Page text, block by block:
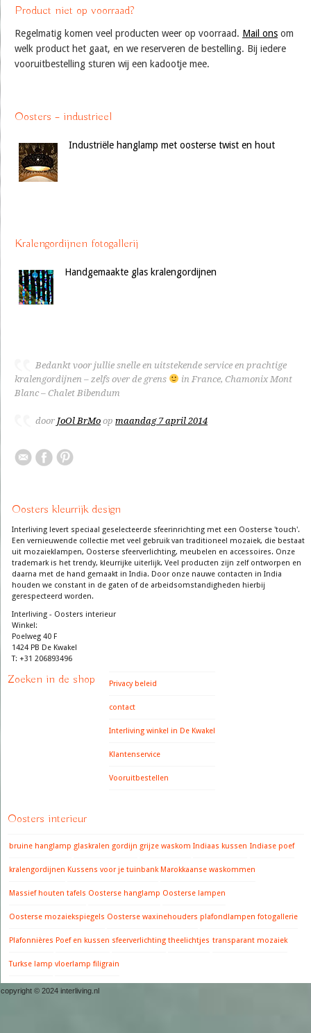
Product niet op voorraad?
Regelmatig komen veel producten weer op voorraad. Mail ons om
welk product het gaat, en we reserveren de bestelling. Bij iedere
vooruitbestelling sturen wij een kadootje mee.
Oosters – industrieel
Industriële hanglamp met oosterse twist en hout
Kralengordijnen fotogallerij
Handgemaakte glas kralengordijnen
Bedankt voor jullie snelle en uitstekende service en prachtige
kralengordijnen – zelfs over de grens
in France, Chamonix Mont
Blanc – Chalet Bibendum
door JoOl BrMo op maandag 7 april 2014
Oosters kleurrijk design
Interliving levert speciaal geselecteerde sfeerinrichting met een Oosterse 'touch'.
Een vernieuwende collectie met veel gebruik van traditioneel mozaiek, die bestaat
uit mozaieklampen, Oosterse sfeerverlichting, meubelen en accessoires. Onze
trademark is het trendy, kleurrijke uiterlijk. Veel producten zijn zelf ontworpen en
daarna met de hand gemaakt in India. Door onze nauwe contacten in India
houden we constant in de gaten of de arbeidsomstandigheden hierbij
gerespecteerd worden.
Interliving - Oosters interieur
Winkel:
Poelweg 40 F
1424 PB De Kwakel
T: +31 206893496
Zoeken in de shop Privacy beleid
contact
Interliving winkel in De Kwakel
Klantenservice
Vooruitbestellen
Oosters interieur
bruine hanglamp glaskralen gordijn grijze waskom Indiaas kussen Indiase poef
kralengordijnen Kussens voor je tuinbank Marokkaanse waskommen
Massief houten tafels Oosterse hanglamp Oosterse lampen
Oosterse mozaiekspiegels Oosterse waxinehouders plafondlampen fotogallerie
Plafonnières Poef en kussen sfeerverlichting theelichtjes transparant mozaiek
Turkse lamp vloerlamp filigrain
copyright © 2024 interliving.nl